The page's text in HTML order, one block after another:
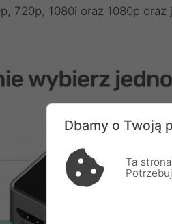
720p, 1080i oraz 1080p
Dbamy o Twoją
Ta